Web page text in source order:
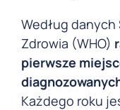
Według
Zdrowia (WHO)
pierwsze
Każdego roku